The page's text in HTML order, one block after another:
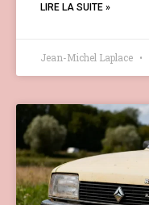
LIRE LA SUITE »
Jean-Michel Laplace